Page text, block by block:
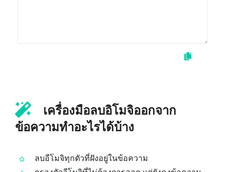
เครื่องมือลบอิโมจิออกจาก
ข้อความทำอะไรได้บ้าง
ลบอีโมจิทุกตัวที่ฝังอยู่ในข้อความ